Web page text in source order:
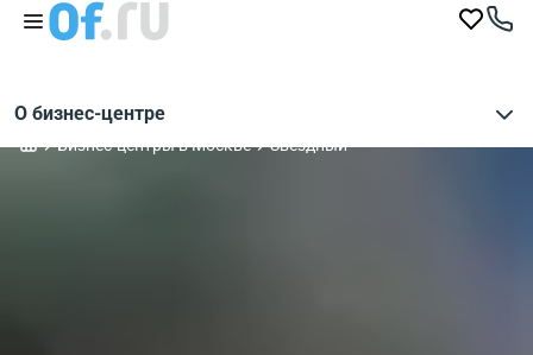
О бизнес-центре
Бизнес-центры в Москве Звездный